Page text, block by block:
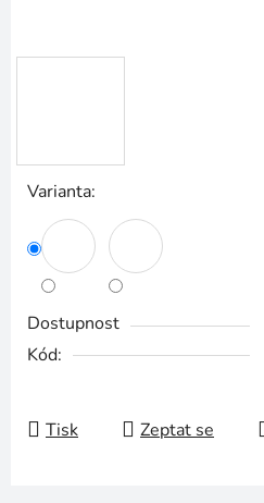
Varianta:
Dostupnost
Kód:
Tisk Zeptat se